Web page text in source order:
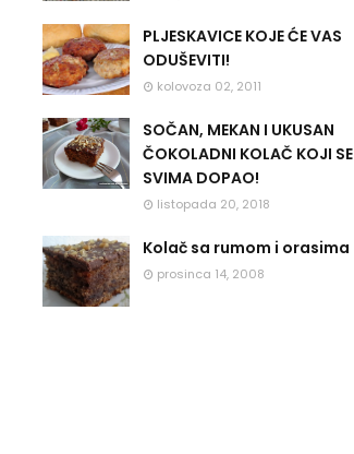
PLJESKAVICE KOJE ĆE VAS
ODUŠEVITI!
kolovoza 02, 2011
SOČAN, MEKAN I UKUSAN
ČOKOLADNI KOLAČ KOJI SE
SVIMA DOPAO!
listopada 20, 2018
Kolač sa rumom i orasima
prosinca 14, 2008